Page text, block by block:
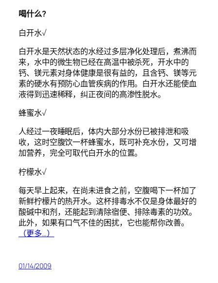
喝什么?
白开水√
白开水是天然状态的水经过多层净化处理后，煮沸而
来，水中的微生物已经在高温中被杀死，开水中的
钙、镁元素对身体健康是很有益的，且含钙、镁等元
素的硬水有预防心血管疾病的作用。白开水还能使血
液得到迅速稀释，纠正夜间的高渗性脱水。
蜂蜜水√
人经过一夜睡眠后，体内大部分水份已被排泄和吸
收，这时空腹饮一杯蜂蜜水，既可补充水份，又可增
加营养，完全可取代白开水的位置。
柠檬水√
每天早上起来，在尚未进食之前，空腹喝下一杯加了
新鲜柠檬片的热开水。这杯排毒水不仅是身体最好的
酸碱中和剂，还能起到清除宿便、排除毒素的功效。
此外，如果有口气不佳的困扰，它也能帮你改善。
（更多…）
01/14/2009